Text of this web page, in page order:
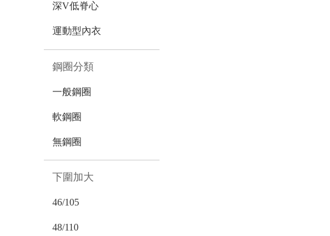
深V低脊心
運動型內衣
鋼圈分類
一般鋼圈
軟鋼圈
無鋼圈
下圍加大
46/105
48/110